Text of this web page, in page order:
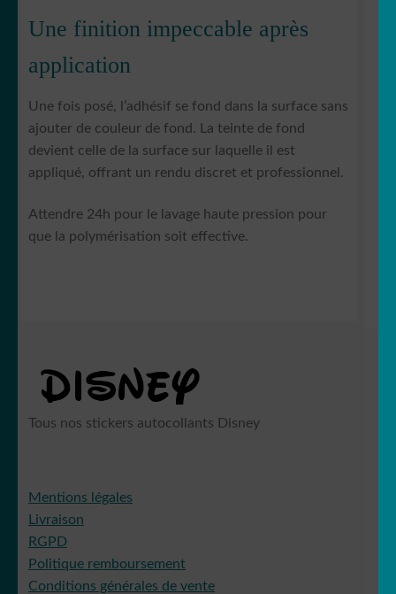
Une finition impeccable après
application
Une fois posé, l’adhésif se fond dans la surface sans
ajouter de couleur de fond. La teinte de fond
devient celle de la surface sur laquelle il est
appliqué, offrant un rendu discret et professionnel.
Attendre 24h pour le lavage haute pression pour
que la polymérisation soit effective.
Tous nos stickers autocollants Disney
Mentions légales
Livraison
RGPD
Politique remboursement
Conditions générales de vente